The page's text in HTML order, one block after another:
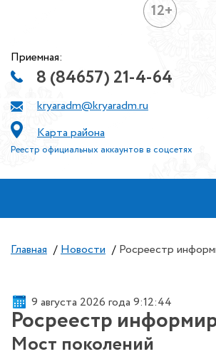
12+
Приемная:
8 (84657) 21-4-64
kryaradm@kryaradm.ru
Карта района
Реестр официальных аккаунтов в соцсетях
Главная / Новости / Росреестр
9 августа 2026 года 9:12:45
Росреестр
Мост поколений